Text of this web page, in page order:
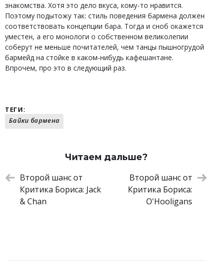
знакомства. Хотя это дело вкуса, кому-то нравится.
Поэтому подытожу так: стиль поведения бармена должен
соответствовать концепции бара. Тогда и сноб окажется
уместен, а его монологи о собственном великолепии
соберут не меньше почитателей, чем танцы пышногрудой
бармейд на стойке в каком-нибудь кафешантане.
Впрочем, про это в следующий раз.
ТЕГИ:
Байки бармена
Читаем дальше?
Второй шанс от
Критика Бориса: Jack
& Chan
Второй шанс от
Критика Бориса:
O'Hooligans